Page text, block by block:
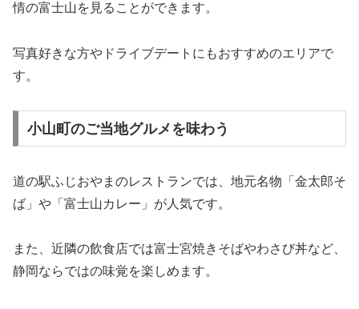
情の富士山を見ることができます。
写真好きな方やドライブデートにもおすすめのエリアで
す。
小山町のご当地グルメを味わう
道の駅ふじおやまのレストランでは、地元名物「金太郎そ
ば」や「富士山カレー」が人気です。
また、近隣の飲食店では富士宮焼きそばやわさび丼など、
静岡ならではの味覚を楽しめます。